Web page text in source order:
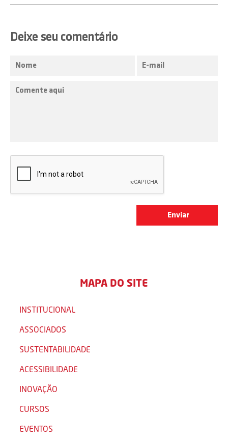
Deixe seu comentário
MAPA DO SITE
INSTITUCIONAL
ASSOCIADOS
SUSTENTABILIDADE
ACESSIBILIDADE
INOVAÇÃO
CURSOS
EVENTOS